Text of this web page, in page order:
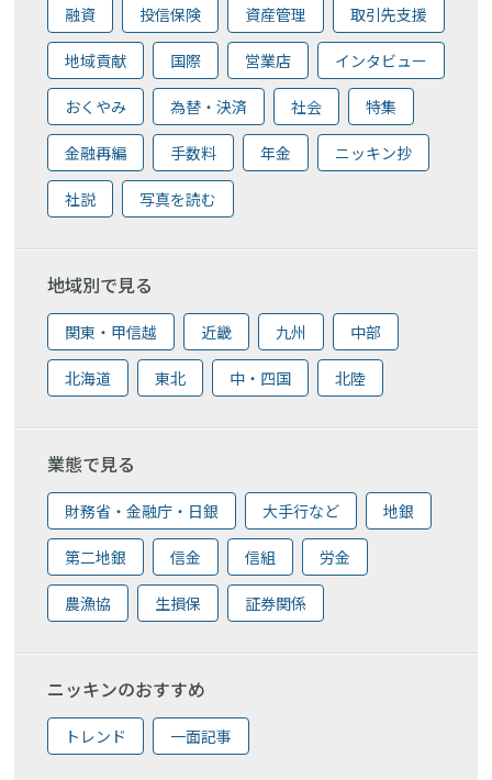
融資 投信保険 資産管理 取引先支援
地域貢献 国際 営業店 インタビュー
おくやみ 為替・決済 社会 特集
金融再編 手数料 年金 ニッキン抄
社説 写真を読む
地域別で見る
関東・甲信越 近畿 九州 中部
北海道 東北 中・四国 北陸
業態で見る
財務省・金融庁・日銀 大手行など 地銀
第二地銀 信金 信組 労金
農漁協 生損保 証券関係
ニッキンのおすすめ
トレンド 一面記事